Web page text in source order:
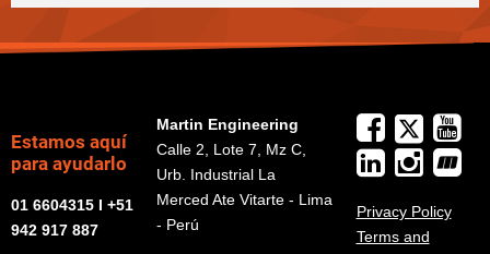
Estamos aquí
para ayudarlo
01 6604315 I +51
942 917 887
Martin Engineering
Calle 2, Lote 7, Mz C,
Urb. Industrial La
Merced Ate Vitarte - Lima
- Perú
Privacy Policy
Terms and